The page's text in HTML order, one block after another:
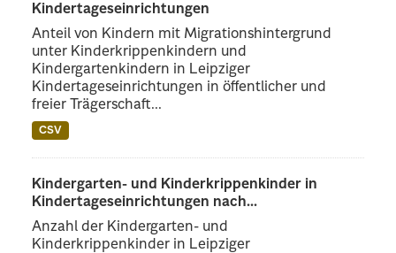
Kindertageseinrichtungen
Anteil von Kindern mit Migrationshintergrund
unter Kinderkrippenkindern und
Kindergartenkindern in Leipziger
Kindertageseinrichtungen in öffentlicher und
freier Trägerschaft...
CSV
Kindergarten- und Kinderkrippenkinder in
Kindertageseinrichtungen nach...
Anzahl der Kindergarten- und
Kinderkrippenkinder in Leipziger